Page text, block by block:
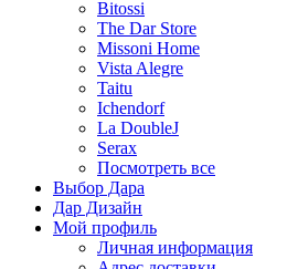
Bitossi
The Dar Store
Missoni Home
Vista Alegre
Taitu
Ichendorf
La DoubleJ
Serax
Посмотреть все
Выбор Дара
Дар Дизайн
Мой профиль
Личная информация